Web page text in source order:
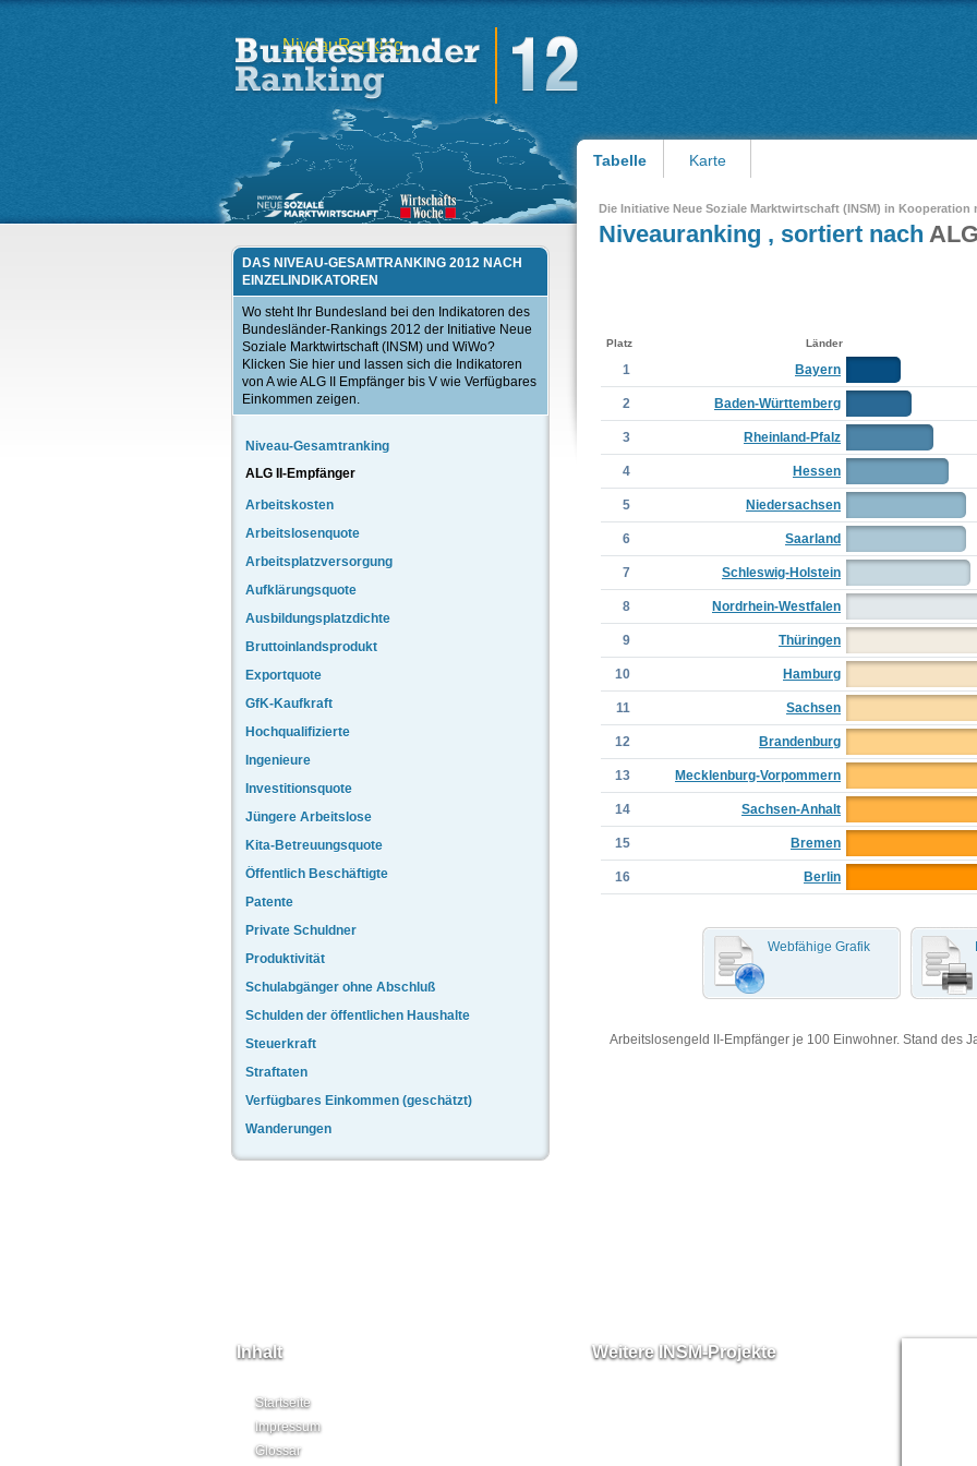
NiveauRanking
DAS NIVEAU-GESAMTRANKING 2012 NACH
EINZELINDIKATOREN
Wo steht Ihr Bundesland bei den Indikatoren des
Bundesländer-Rankings 2012 der Initiative Neue
Soziale Marktwirtschaft (INSM) und WiWo?
Klicken Sie hier und lassen sich die Indikatoren
von A wie ALG II Empfänger bis V wie Verfügbares
Einkommen zeigen.
Niveau-Gesamtranking
ALG II-Empfänger
Arbeitskosten
Arbeitslosenquote
Arbeitsplatzversorgung
Aufklärungsquote
Ausbildungsplatzdichte
Bruttoinlandsprodukt
Exportquote
GfK-Kaufkraft
Hochqualifizierte
Ingenieure
Investitionsquote
Jüngere Arbeitslose
Kita-Betreuungsquote
Öffentlich Beschäftigte
Patente
Private Schuldner
Produktivität
Schulabgänger ohne Abschluß
Schulden der öffentlichen Haushalte
Steuerkraft
Straftaten
Verfügbares Einkommen (geschätzt)
Wanderungen
Tabelle Karte
Die Initiative Neue Soziale Marktwirtschaft (INSM) in Kooperation
Niveauranking , sortiert nach
Platz Länder
1 Bayern
2 Baden-Württemberg
3 Rheinland-Pfalz
4 Hessen
5 Niedersachsen
6 Saarland
7 Schleswig-Holstein
8 Nordrhein-Westfalen
9 Thüringen
10 Hamburg
11 Sachsen
12 Brandenburg
13 Mecklenburg-Vorpommern
14 Sachsen-Anhalt
15 Bremen
16 Berlin
Webfähige Grafik
Arbeitslosengeld II-Empfänger je 100 Einwohner. Stand des
Inhalt
Startseite
Impressum
Glossar
Weitere INSM-Projekte